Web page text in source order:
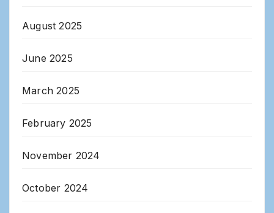
August 2025
June 2025
March 2025
February 2025
November 2024
October 2024